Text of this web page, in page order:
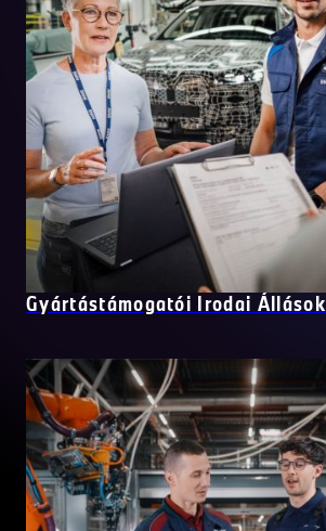
Gyártástámogatói Irodai Állások